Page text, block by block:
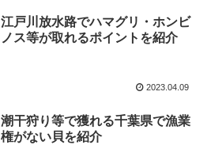
江戸川放水路でハマグリ・ホンビ
ノス等が取れるポイントを紹介
2023.04.09
潮干狩り等で獲れる千葉県で漁業
権がない貝を紹介